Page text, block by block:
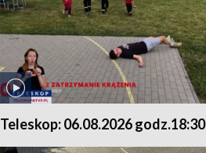
Teleskop: 06.08.2026 godz.18:30